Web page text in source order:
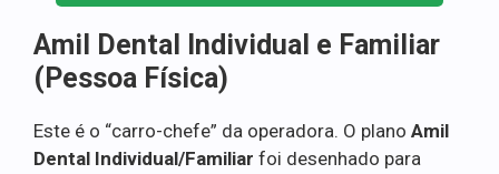
Amil Dental Individual e Familiar
(Pessoa Física)
Este é o “carro-chefe” da operadora. O plano Amil
Dental Individual/Familiar foi desenhado para